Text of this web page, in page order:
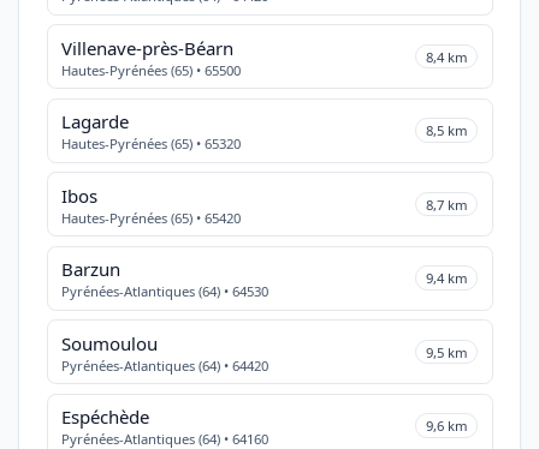
Villenave-près-Béarn
Hautes-Pyrénées (65) • 65500
8,4 km
Lagarde
Hautes-Pyrénées (65) • 65320
8,5 km
Ibos
Hautes-Pyrénées (65) • 65420
8,7 km
Barzun
Pyrénées-Atlantiques (64) • 64530
9,4 km
Soumoulou
Pyrénées-Atlantiques (64) • 64420
9,5 km
Espéchède
Pyrénées-Atlantiques (64) • 64160
9,6 km